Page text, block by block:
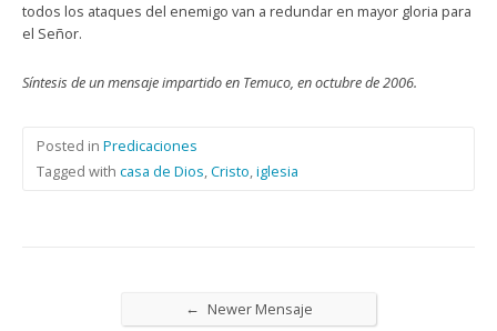
todos los ataques del enemigo van a redundar en mayor gloria para
el Señor.
Síntesis de un mensaje impartido en Temuco, en octubre de 2006.
Posted in Predicaciones
Tagged with casa de Dios,Cristo,iglesia
← Newer Mensaje